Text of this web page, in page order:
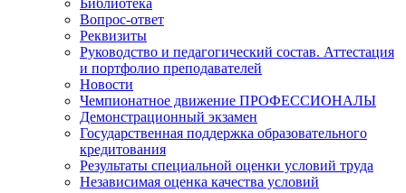
Библиотека
Вопрос-ответ
Реквизиты
Руководство и педагогический состав. Аттестация
и портфолио преподавателей
Новости
Чемпионатное движение ПРОФЕССИОНАЛЫ
Демонстрационный экзамен
Государственная поддержка образовательного
кредитования
Результаты специальной оценки условий труда
Независимая оценка качества условий